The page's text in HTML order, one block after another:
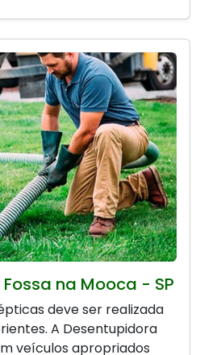
na Mooca - SP
deve ser realizada
A Desentupidora
veículos apropriados